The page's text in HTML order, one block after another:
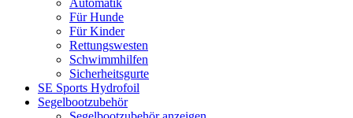
Für Hunde
Für Kinder
Rettungswesten
Schwimmhilfen
Sicherheitsgurte
SE Sports Hydrofoil
Segelbootzubehör